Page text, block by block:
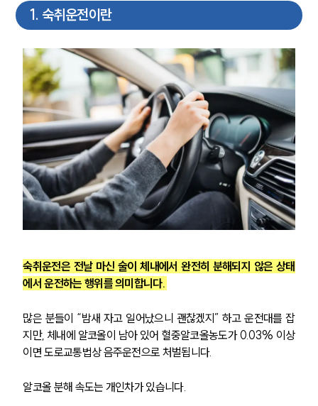
1 . 숙취운전이란
숙취운전은 전날 마신 술이 체내에서 완전히 분해되지 않은 상태
에서 운전하는 행위를 의미합니다.
많은 분들이 “밤새 자고 일어났으니 괜찮겠지” 하고 운전대를 잡
지만, 체내에 알코올이 남아 있어 혈중알코올농도가 0.03% 이상
이면 도로교통법상 음주운전으로 처벌됩니다.
알코올 분해 속도는 개인차가 있습니다.